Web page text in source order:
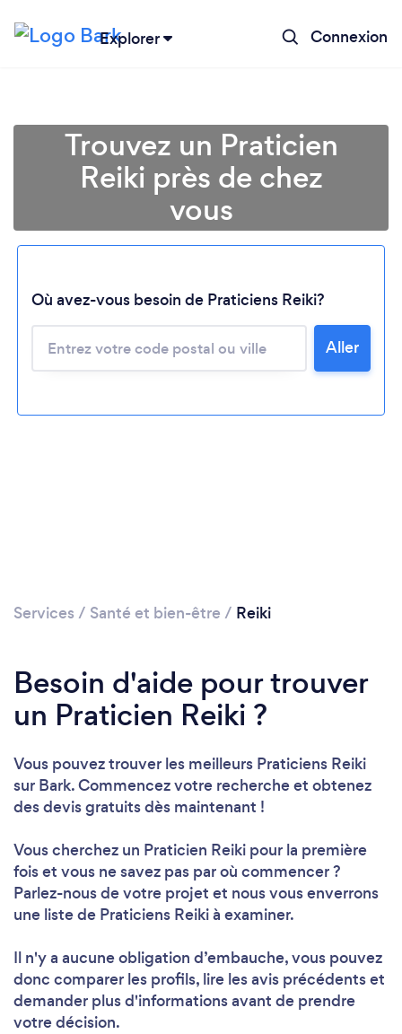
Explorer Connexion
Chargement...
Veuillez patienter...
Trouvez un Praticien
Reiki près de chez
vous
Où avez-vous besoin de Praticiens Reiki?
Aller
Services / Santé et bien-être / Reiki
Besoin d'aide pour trouver
un Praticien Reiki ?
Vous pouvez trouver les meilleurs Praticiens Reiki
sur Bark. Commencez votre recherche et obtenez
des devis gratuits dès maintenant !
Vous cherchez un Praticien Reiki pour la première
fois et vous ne savez pas par où commencer ?
Parlez-nous de votre projet et nous vous enverrons
une liste de Praticiens Reiki à examiner.
Il n'y a aucune obligation d’embauche, vous pouvez
donc comparer les profils, lire les avis précédents et
demander plus d'informations avant de prendre
votre décision.